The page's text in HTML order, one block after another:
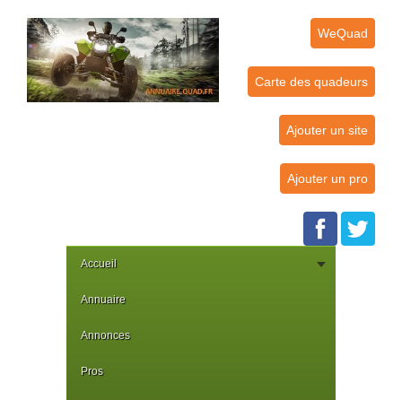
WeQuad
Carte des quadeurs
Ajouter un site
Ajouter un pro
Accueil
Annuaire
Annonces
Pros